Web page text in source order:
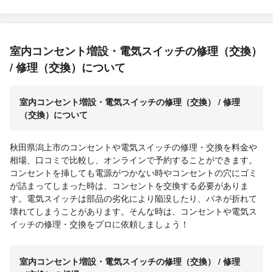
室内コンセント増設・電気スイッチの修理（交換）
/ 修理（交換）について
室内コンセント増設・電気スイッチの修理（交換） / 修理
（交換）について
秋田県潟上市のコンセントや電気スイッチの修理・交換を料金や
相場、口コミで比較し、オンラインで予約することができます。
コンセントを挿しても電源がつかない時やコンセントの穴にゴミ
が詰まってしまった時は、コンセントを交換する必要がありま
す。電気スイッチは部品の劣化により陥没したり、バネが折れて
壊れてしまうことがあります。そんな時は、コンセントや電気ス
イッチの修理・交換をプロに依頼しましょう！
室内コンセント増設・電気スイッチの修理（交換） / 修理